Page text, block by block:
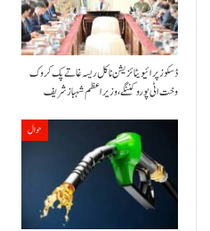
ڈسکوز پرائیویٹائزیشن نا کل ریسہ غاتے پک کروک
وخت اٹی پورو کننگے ،وزیراعظم شہباز شریف
حوال